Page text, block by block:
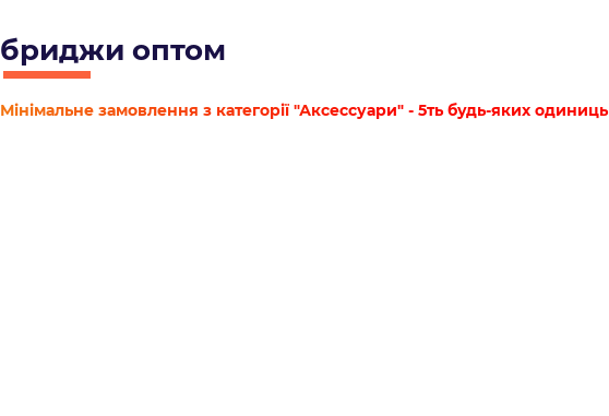
бриджи оптом
Мінімальне замовлення з категорії "Аксессуари" - 5ть будь-яких одиниць